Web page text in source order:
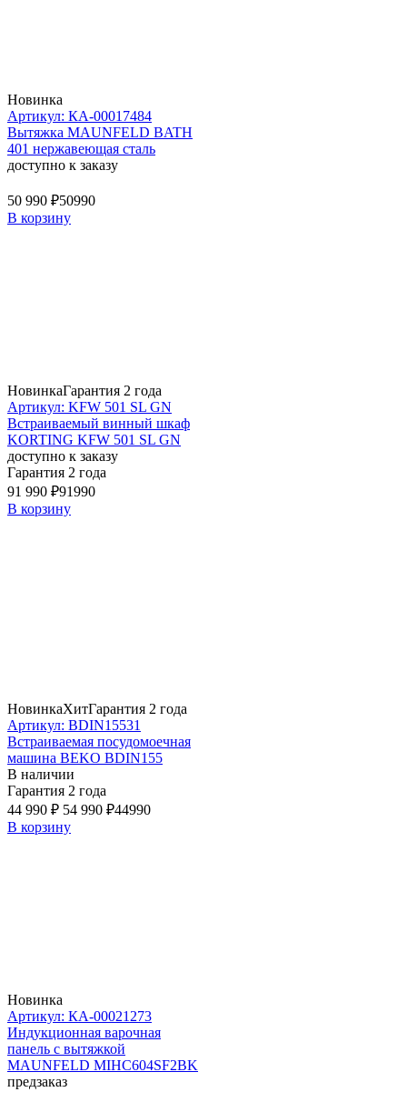
Новинка
Артикул: КА-00017484
Вытяжка MAUNFELD BATH
401 нержавеющая сталь
доступно к заказу
50 990 ₽50990
В корзину
НовинкаГарантия 2 года
Артикул: KFW 501 SL GN
Встраиваемый винный шкаф
KORTING KFW 501 SL GN
доступно к заказу
Гарантия 2 года
91 990 ₽91990
В корзину
НовинкаХитГарантия 2 года
Артикул: BDIN15531
Встраиваемая посудомоечная
машина BEKO BDIN155
В наличии
Гарантия 2 года
44 990 ₽ 54 990 ₽44990
В корзину
Новинка
Артикул: КА-00021273
Индукционная варочная
панель с вытяжкой
MAUNFELD MIHC604SF2BK
предзаказ